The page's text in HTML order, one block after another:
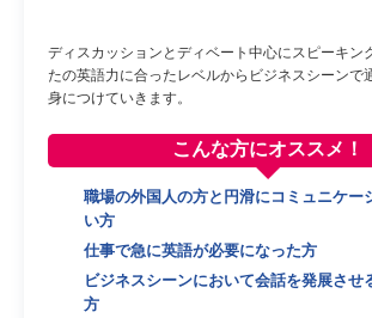
ディスカッションとディベート中心にスピーキン
たの英語力に合ったレベルからビジネスシーンで
身につけていきます。
こんな方にオススメ！
職場の外国人の方と円滑にコミュニケー
い方
仕事で急に英語が必要になった方
ビジネスシーンにおいて会話を発展させ
方